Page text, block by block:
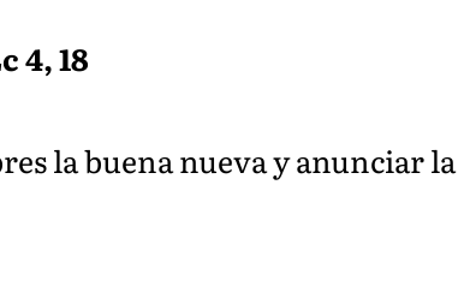
4, 18
la buena nueva y anunciar la